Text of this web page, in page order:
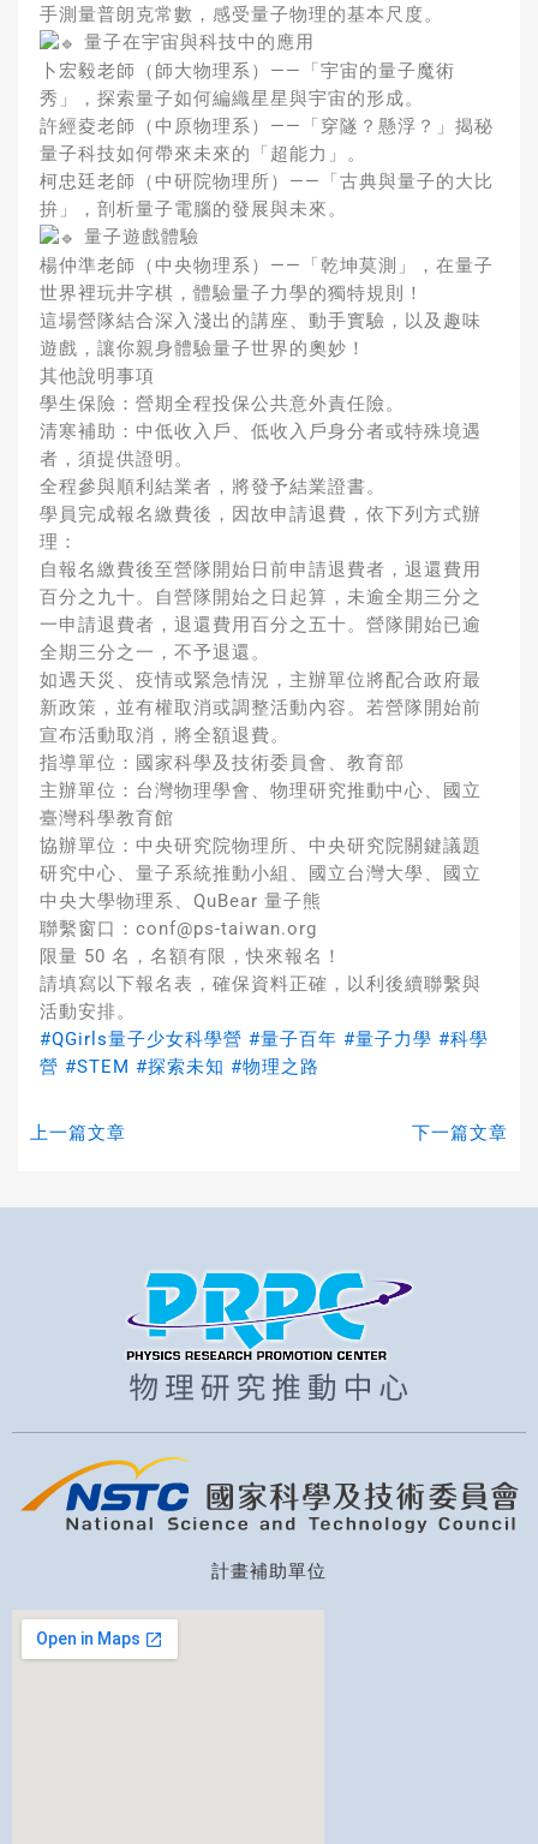
手測量普朗克常數，感受量子物理的基本尺度。
量子在宇宙與科技中的應用
卜宏毅老師（師大物理系）——「宇宙的量子魔術
秀」，探索量子如何編織星星與宇宙的形成。
許經夌老師（中原物理系）——「穿隧？懸浮？」揭秘
量子科技如何帶來未來的「超能力」。
柯忠廷老師（中研院物理所）——「古典與量子的大比
拚」，剖析量子電腦的發展與未來。
量子遊戲體驗
楊仲準老師（中央物理系）——「乾坤莫測」，在量子
世界裡玩井字棋，體驗量子力學的獨特規則！
這場營隊結合深入淺出的講座、動手實驗，以及趣味
遊戲，讓你親身體驗量子世界的奧妙！
其他說明事項
學生保險：營期全程投保公共意外責任險。
清寒補助：中低收入戶、低收入戶身分者或特殊境遇
者，須提供證明。
全程參與順利結業者，將發予結業證書。
學員完成報名繳費後，因故申請退費，依下列方式辦
理：
自報名繳費後至營隊開始日前申請退費者，退還費用
百分之九十。自營隊開始之日起算，未逾全期三分之
一申請退費者，退還費用百分之五十。營隊開始已逾
全期三分之一，不予退還。
如遇天災、疫情或緊急情況，主辦單位將配合政府最
新政策，並有權取消或調整活動內容。若營隊開始前
宣布活動取消，將全額退費。
指導單位：國家科學及技術委員會、教育部
主辦單位：台灣物理學會、物理研究推動中心、國立
臺灣科學教育館
協辦單位：中央研究院物理所、中央研究院關鍵議題
研究中心、量子系統推動小組、國立台灣大學、國立
中央大學物理系、QuBear 量子熊
聯繫窗口：conf@ps-taiwan.org
限量 50 名，名額有限，快來報名！
請填寫以下報名表，確保資料正確，以利後續聯繫與
活動安排。
#QGirls量子少女科學營 #量子百年 #量子力學 #科學
營 #STEM #探索未知 #物理之路
上一篇文章 下一篇文章
計畫補助單位